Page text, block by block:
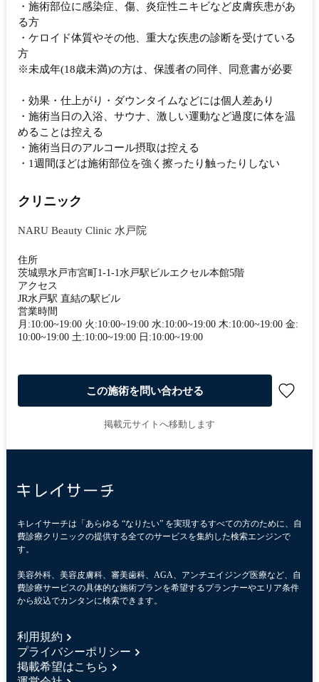
・施術部位に感染症、傷、炎症性ニキビなど皮膚疾患があ
る方
・ケロイド体質やその他、重大な疾患の診断を受けている
方
※未成年(18歳未満)の方は、保護者の同伴、同意書が必要
・効果・仕上がり・ダウンタイムなどには個人差あり
・施術当日の入浴、サウナ、激しい運動など過度に体を温
めることは控える
・施術当日のアルコール摂取は控える
・1週間ほどは施術部位を強く擦ったり触ったりしない
クリニック
NARU Beauty Clinic 水戸院
住所
茨城県水戸市宮町1-1-1水戸駅ビルエクセル本館5階
アクセス
JR水戸駅 直結の駅ビル
営業時間
月:10:00~19:00 火:10:00~19:00 水:10:00~19:00 木:10:00~19:00 金:
10:00~19:00 土:10:00~19:00 日:10:00~19:00
この施術を問い合わせる
掲載元サイトへ移動します
キレイサーチは「あらゆる “なりたい” を実現するすべての方のために、自
費診療クリニックの提供する全てのサービスを集約した検索エンジンで
す。
美容外科、美容皮膚科、審美歯科、AGA、アンチエイジング医療など、自
費診療サービスの具体的な施術プランを希望するプランナーやエリア条件
から絞込でカンタンに検索できます。
利用規約
プライバシーポリシー
掲載希望はこちら